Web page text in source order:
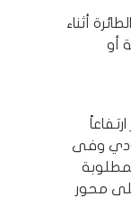
أثناء
أو
وفى
محور